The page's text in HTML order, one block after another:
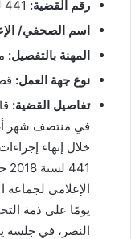
رقم القضية: 441 لسنة 2018 حصر أمن دولة.
اسم الصحفي/
المهنة بالتفصيل:
نوع جهة العمل:
تفاصيل القضية:
خلال إنهاء
يومًا على ذمة